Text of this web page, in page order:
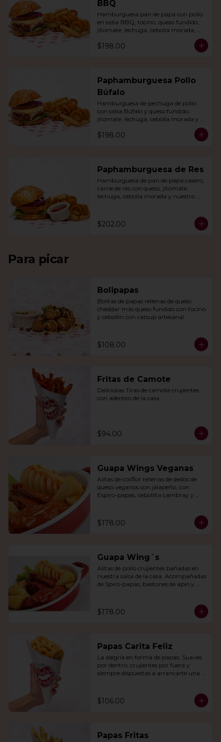
BBQ
Hamburguesa pan de papa con pollo
en salsa BBQ, tocino, queso fundido,
jitomate, lechuga, cebolla morada,
$198.00
Paphamburguesa Pollo
Búfalo
Hamburguesa de pechuga de pollo
con salsa Búfalo y queso fundido,
jitomate, lechuga, cebolla morada y
nuestra salsa especial. Con papas fritas
y rizo.
$198.00
Paphamburguesa de Res
Hamburguesa de pan de papa casero,
carne de res con queso, jitomate,
lechuga, cebolla morada y nuestro
$202.00
Para picar
Bolipapas
Bolitas de papas rellenas de queso
cheddar más queso fundido con tocino
y cebollín con catsup artesanal.
$108.00
Fritas de Camote
Deliciosas Tiras de camote crujientes
con aderezo de la casa.
$94.00
Guapa Wings Veganas
Alitas de coliflor rellenas de dedos de
queso veganos con jalapeño, con
Espiro-papas, cebollita cambray y
$178.00
Guapa Wing´s
Alitas de pollo crujientes bañadas en
nuestra salsa de la casa. Acompañadas
de Spiro-papas, bastones de apio y
$178.00
Papas Carita Feliz
La alegría en forma de papas. Suaves
por dentro, crujientes por fuera y
siempre dispuestas a arrancarte una
$106.00
Papas Fritas